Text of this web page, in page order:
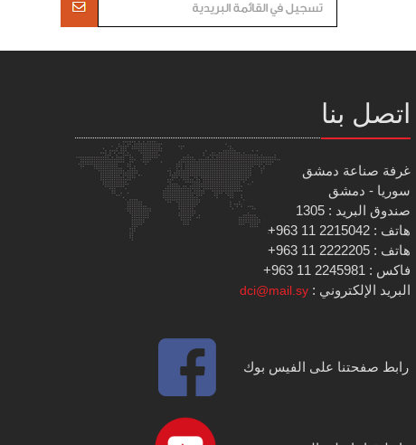
اتصل بنا
غرفة صناعة دمشق
سوريا - دمشق
صندوق البريد : 1305
هاتف : 2215042 11 963+
هاتف : 2222205 11 963+
فاكس : 2245981 11 963+
البريد الإلكتروني : dci@mail.sy
رابط صفحتنا على الفيس بوك